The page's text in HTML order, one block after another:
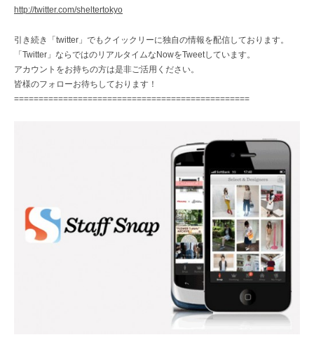
http://twitter.com/sheltertokyo
引き続き「twitter」でもクイックリーに独自の情報を配信しております。
「Twitter」ならではのリアルタイムなNowをTweetしています。
アカウントをお持ちの方は是非ご活用ください。
皆様のフォローお待ちしております！
================================================